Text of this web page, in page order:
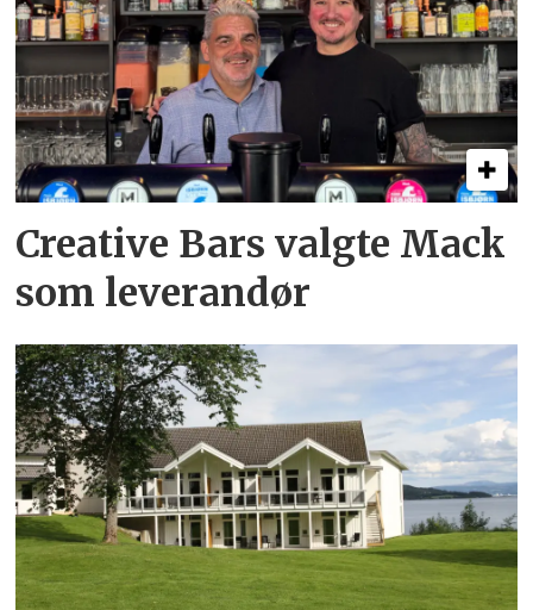
Creative Bars valgte Mack
som leverandør